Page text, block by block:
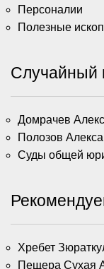
Персоналии
Полезные
Случайный
Домрачев
Полозов
Суды общей
Хребет
Пещера Сухая